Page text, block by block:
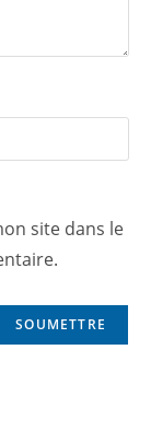
site dans le